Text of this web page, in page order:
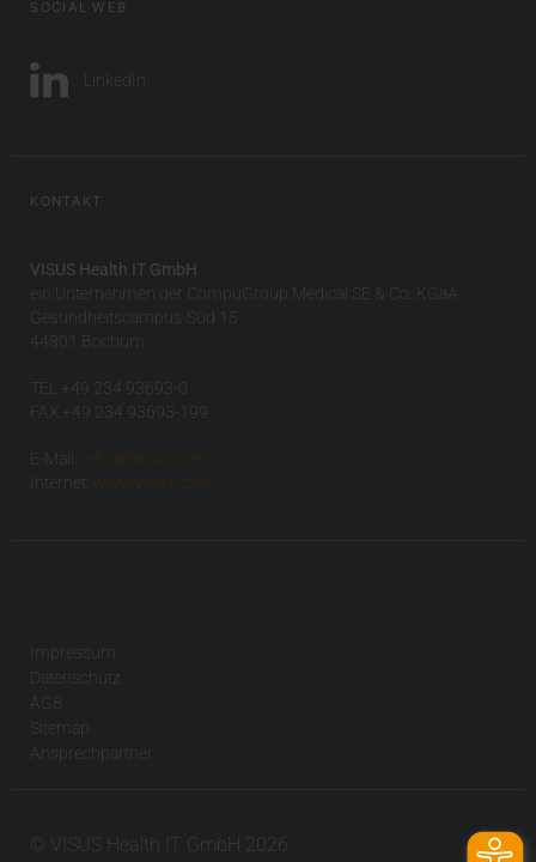
SOCIAL WEB
LinkedIn
KONTAKT
VISUS Health IT GmbH
ein Unternehmen der CompuGroup Medical SE & Co. KGaA
Gesundheitscampus-Süd 15
44801 Bochum
TEL +49 234 93693-0
FAX +49 234 93693-199
E-Mail:
info(at)visus.com
Internet:
www.visus.com
Impressum
Datenschutz
AGB
Sitemap
Ansprechpartner
© VISUS Health IT GmbH 2026